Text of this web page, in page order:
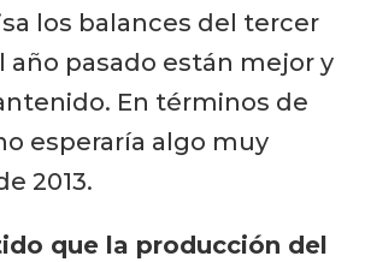
los balances del tercer
pasado están mejor y
En términos de
esperaría algo muy
2013.
que la producción del